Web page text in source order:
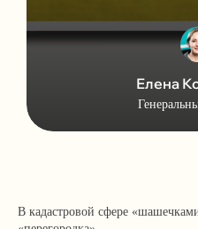
Елена
В кадастровой сфере